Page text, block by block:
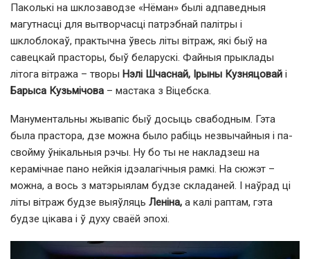
Паколькі на шклозаводзе «Нёман» былі адпаведныя
магутнасці для вытворчасці патрэбнай палітры і
шклоблокаў, практычна ўвесь літы вітраж, які быў на
савецкай прасторы, быў беларускі. Файныя прыклады
літога вітража – творы Нэлі Шчаснай, Ірыны Кузняцовай і
Барыса Кузьмічова – мастака з Віцебска.
Манументальны жывапіс быў досыць свабодным. Гэта
была прастора, дзе можна было рабіць незвычайныя і па-
свойму ўнікальныя рэчы. Ну бо ты не накладзеш на
керамічнае пано нейкія ідэалагічныя рамкі. На сюжэт –
можна, а вось з матэрыялам будзе складаней. І наўрад ці
літы вітраж будзе выяўляць Леніна, а калі раптам, гэта
будзе цікава і ў духу сваёй эпохі.